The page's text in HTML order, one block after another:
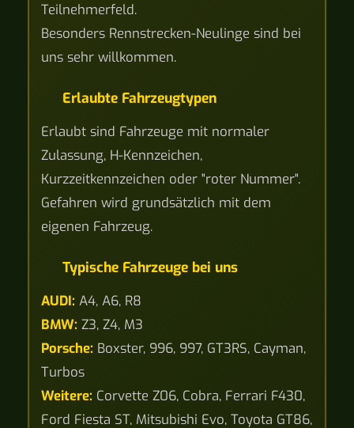
Teilnehmerfeld.
Besonders Rennstrecken-Neulinge sind bei
uns sehr willkommen.
Erlaubte Fahrzeugtypen
Erlaubt sind Fahrzeuge mit normaler
Zulassung, H-Kennzeichen,
Kurzzeitkennzeichen oder "roter Nummer".
Gefahren wird grundsätzlich mit dem
eigenen Fahrzeug.
Typische Fahrzeuge bei uns
AUDI: A4, A6, R8
BMW: Z3, Z4, M3
Porsche: Boxster, 996, 997, GT3RS, Cayman,
Turbos
Weitere: Corvette Z06, Cobra, Ferrari F430,
Ford Fiesta ST, Mitsubishi Evo, Toyota GT86,